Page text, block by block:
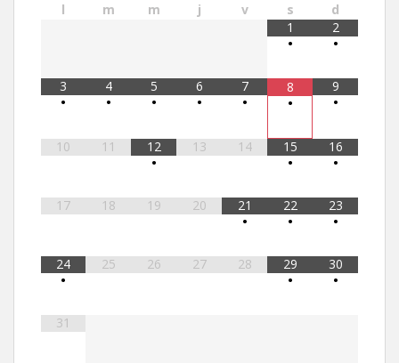
l m m j v s
d
1
•
2
•
3
•
4
•
5
•
6
•
7
•
8
•
9
•
10 11
12
•
13 14
15
•
16
•
17 18 19 20
21
•
22
•
23
•
24
•
25 26 27 28
29
•
30
•
31